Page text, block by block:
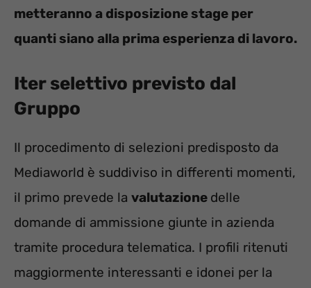
metteranno a disposizione stage per
quanti siano alla prima esperienza di lavoro.
Iter selettivo previsto dal
Gruppo
Il procedimento di selezioni predisposto da
Mediaworld è suddiviso in differenti momenti,
il primo prevede la valutazione delle
domande di ammissione giunte in azienda
tramite procedura telematica. I profili ritenuti
maggiormente interessanti e idonei per la